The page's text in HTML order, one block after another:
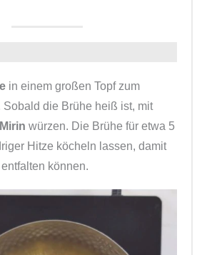
in einem großen Topf zum
Sobald die Brühe heiß ist, mit
Mirin würzen. Die Brühe für etwa 5
Hitze köcheln lassen, damit
können.